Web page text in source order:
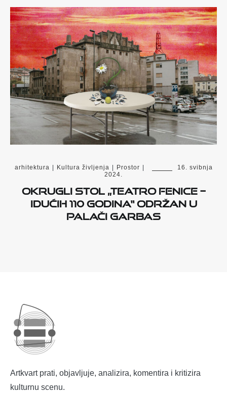
arhitektura | Kultura življenja | Prostor |
16. svibnja
2024.
Okrugli stol „Teatro Fenice –
Idućih 110 godina“ održan u
Palači Garbas
Artkvart prati, objavljuje, analizira, komentira i kritizira
kulturnu scenu.